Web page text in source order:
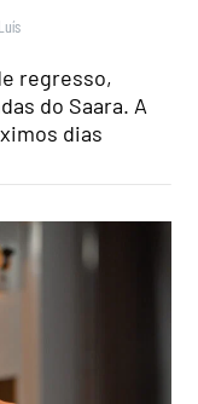
regresso,
do Saara. A
dias